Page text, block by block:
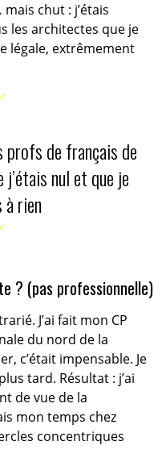
chut : j’étais
les architectes que je
légale, extrêmement
profs de français de
nul et que je
à rien
? (pas professionnelle)
J’ai fait mon CP
du nord de la
c’était impensable. Je
tard. Résultat : j’ai
de vue de la
mon temps chez
concentriques